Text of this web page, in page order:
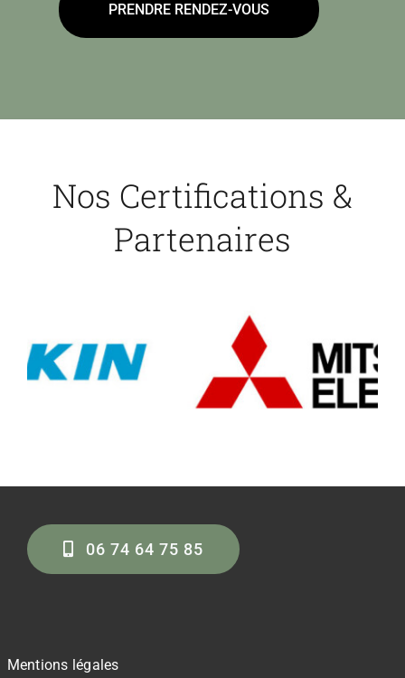
PRENDRE RENDEZ-VOUS
Nos Certifications &
Partenaires
06 74 64 75 85
Mentions légales